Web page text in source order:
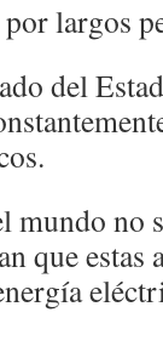
largos
del
mundo no
que estas